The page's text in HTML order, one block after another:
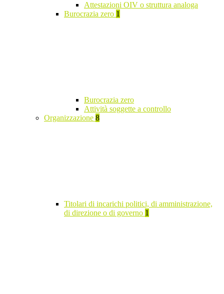
Attestazioni OIV o struttura analoga
Burocrazia zero 1
Burocrazia zero
Attività soggette a controllo
Organizzazione 8
Titolari di incarichi politici, di amministrazione,
di direzione o di governo 1